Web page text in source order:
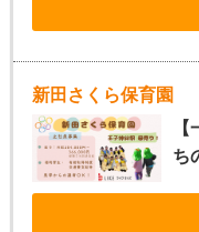
新田さくら保育園
ち